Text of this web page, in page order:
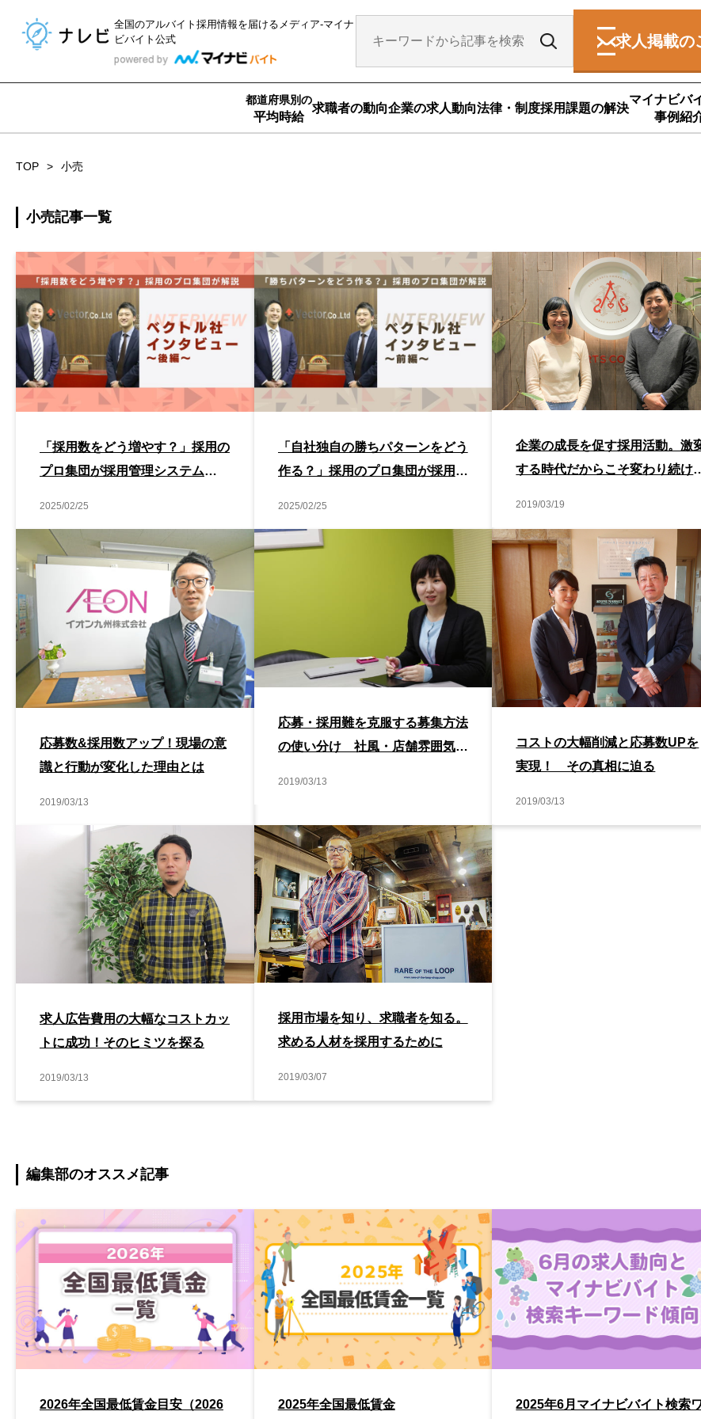
全国のアルバイト採用情報を届ける メディア-マイナ
ビバイト公式
求人掲載の
都道府県別の
平均時給
求職者の動向企業の求人動向法律・制度採用課題の解決
マイナビバ
事例紹
TOP 小売
小売記事一覧
「採用数をどう増やす？」採用の
プロ集団が採用管理システム
2025/02/25
「自社独自の勝ちパターンをどう
作る？」採用のプロ集団が採用管
前編】
2025/02/25
企業の成長を促す採用活動。激
する時代だからこそ変わり続け
2019/03/19
応募数&採用数アップ！現場の意
識と行動が変化した理由とは
2019/03/13
応募・採用難を克服する募集方法
の使い分け 社風・店舗雰囲気の
2019/03/13
コストの大幅削減と応募数UPを
実現！ その真相に迫る
2019/03/13
求人広告費用の大幅なコストカッ
トに成功！そのヒミツを探る
2019/03/13
採用市場を知り、求職者を知る。
求める人材を採用するために
2019/03/07
編集部のオススメ記事
2026年全国最低賃金目安（2026
2025年全国最低賃金
2025年6月マイナビバイト検索